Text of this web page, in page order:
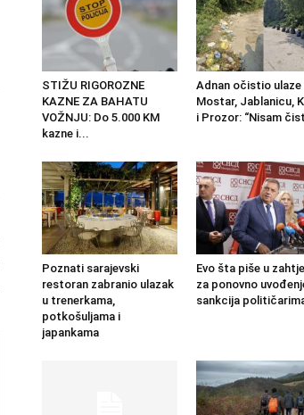
STIŽU RIGOROZNE
KAZNE ZA BAHATU
VOŽNJU: Do 5.000 KM
kazne i...
Adnan očistio ulaze
Mostar, Jablanicu,
i Prozor: “Nisam
Poznati sarajevski
restoran zabranio ulazak
u trenerkama,
potkošuljama i
japankama
Evo šta piše u
za ponovno
sankcija